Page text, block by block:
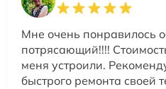
Мне очень понравилось
потрясающий!!!!
меня устроили.
быстрого ремонта своей